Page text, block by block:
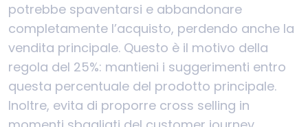
potrebbe spaventarsi e abbandonare
completamente l’acquisto, perdendo anche la
vendita principale. Questo è il motivo della
regola del 25%: mantieni i suggerimenti entro
questa percentuale del prodotto principale.
Inoltre, evita di proporre cross selling in